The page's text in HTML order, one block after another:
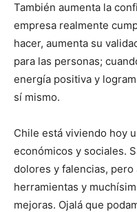
También aumenta la
empresa realmente
hacer, aumenta su
para las personas;
energía positiva y
sí mismo.
Chile está viviendo hoy
económicos y sociales.
dolores y falencias, pero
herramientas y
mejoras. Ojalá que